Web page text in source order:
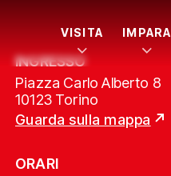
VISITA IMPARA
INGRESSO
Piazza Carlo Alberto 8
10123 Torino
Guarda sulla mappa
ORARI